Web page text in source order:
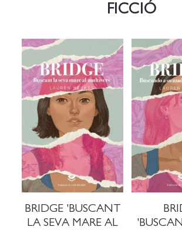
FICCIÓ
BRIDGE 'BUSCANT
LA SEVA MARE AL